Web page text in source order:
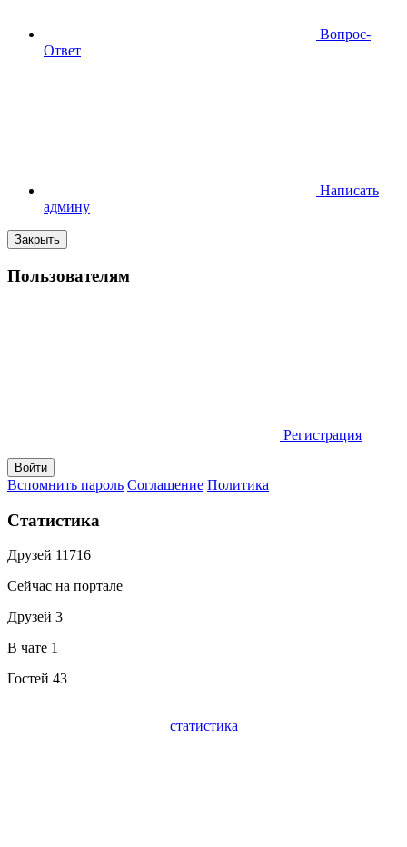
Вопрос-
Ответ
Написать
админу
Закрыть
Пользователям
Регистрация
Вспомнить пароль Соглашение Политика
Статистика
Друзей 11716
Сейчас на портале
Друзей 3
В чате 1
Гостей 43
статистика